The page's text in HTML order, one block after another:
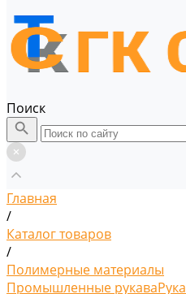
Поиск
Главная
/
Каталог товаров
/
Полимерные материалы
Промышленные рукава